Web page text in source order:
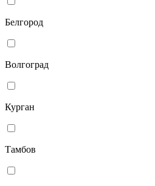
Белгород
Волгоград
Курган
Тамбов